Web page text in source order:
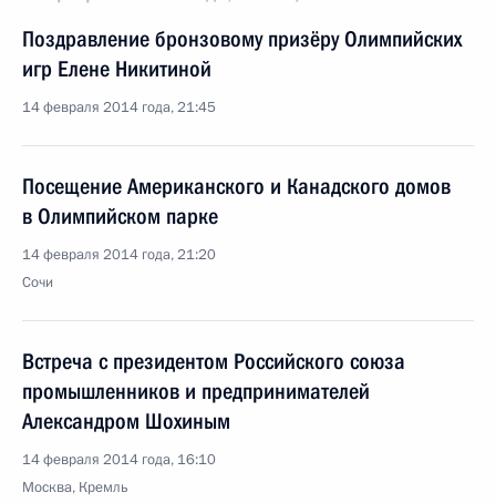
Поздравление бронзовому призёру Олимпийских
игр Елене Никитиной
14 февраля 2014 года, 21:45
Посещение Американского и Канадского домов
в Олимпийском парке
14 февраля 2014 года, 21:20
Сочи
Встреча с президентом Российского союза
промышленников и предпринимателей
Александром Шохиным
14 февраля 2014 года, 16:10
Москва, Кремль